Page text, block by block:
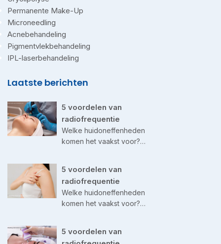
Permanente Make-Up
Microneedling
Acnebehandeling
Pigmentvlekbehandeling
IPL-laserbehandeling
Laatste berichten
5 voordelen van
radiofrequentie
Welke huidoneffenheden
komen het vaakst voor?…
5 voordelen van
radiofrequentie
Welke huidoneffenheden
komen het vaakst voor?…
5 voordelen van